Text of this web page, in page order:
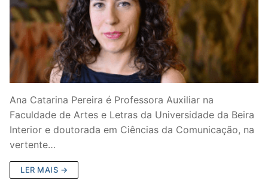
Ana Catarina Pereira é Professora Auxiliar na
Faculdade de Artes e Letras da Universidade da Beira
Interior e doutorada em Ciências da Comunicação, na
vertente…
LER MAIS →